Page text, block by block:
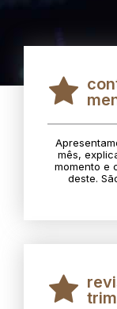
mês,
momento e
deste.